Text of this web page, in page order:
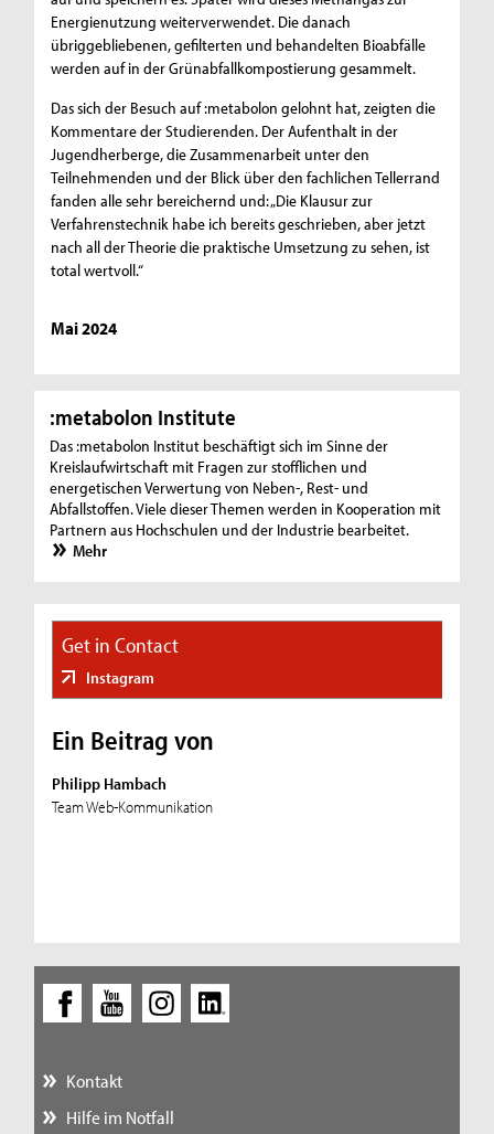
Energienutzung weiterverwendet. Die danach
übriggebliebenen, gefilterten und behandelten Bioabfälle
werden auf in der Grünabfallkompostierung gesammelt.
Das sich der Besuch auf :metabolon gelohnt hat, zeigten die
Kommentare der Studierenden. Der Aufenthalt in der
Jugendherberge, die Zusammenarbeit unter den
Teilnehmenden und der Blick über den fachlichen Tellerrand
fanden alle sehr bereichernd und: „Die Klausur zur
Verfahrenstechnik habe ich bereits geschrieben, aber jetzt
nach all der Theorie die praktische Umsetzung zu sehen, ist
total wertvoll.“
Mai 2024
:metabolon Institute
Das :metabolon Institut beschäftigt sich im Sinne der
Kreislaufwirtschaft mit Fragen zur stofflichen und
energetischen Verwertung von Neben-, Rest- und
Abfallstoffen. Viele dieser Themen werden in Kooperation mit
Partnern aus Hochschulen und der Industrie bearbeitet.
Mehr
Get in Contact
Instagram
Ein Beitrag von
Philipp Hambach
Team Web-Kommunikation
Kontakt
Hilfe im Notfall